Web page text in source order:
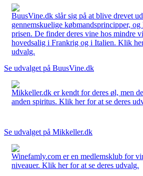
BuusVine.dk slår sig på at blive drevet
gennemskuelige købmandsprincipper,
prisen. De finder deres vine hos mindre
hovedsalig i Frankrig og i Italien. Klik
udvalg.
Se udvalget på BuusVine.dk
Mikkeller.dk er kendt for deres øl, men
anden spiritus. Klik her for at se deres
Se udvalget på Mikkeller.dk
Winefamly.com er en medlemsklub for
niveauer. Klik her for at se deres udvalg.